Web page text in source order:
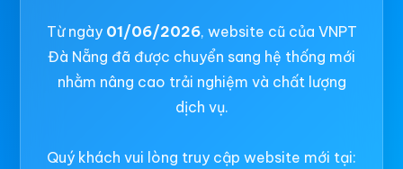
Từ ngày 01/06/2026, website cũ của VNPT
Đà Nẵng đã được chuyển sang hệ thống mới
nhằm nâng cao trải nghiệm và chất lượng
dịch vụ.
Quý khách vui lòng truy cập website mới tại: